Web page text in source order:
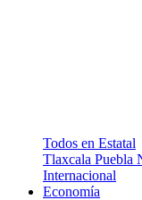
Todos en Estatal
Tlaxcala Puebla
Internacional
Economía